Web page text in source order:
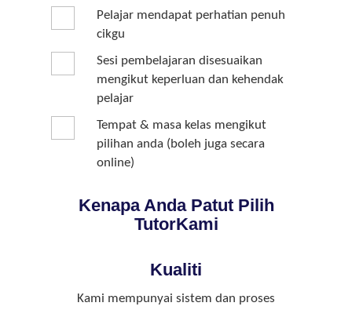
Pelajar mendapat perhatian penuh
cikgu
Sesi pembelajaran disesuaikan
mengikut keperluan dan kehendak
pelajar
Tempat & masa kelas mengikut
pilihan anda (boleh juga secara
online)
Kenapa Anda Patut Pilih
TutorKami
Kualiti
Kami mempunyai sistem dan proses